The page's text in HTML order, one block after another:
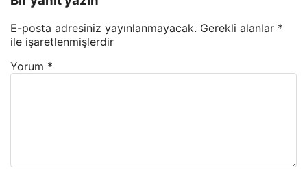
E-posta adresiniz yayınlanmayacak. Gerekli alanlar *
ile işaretlenmişlerdir
Yorum *